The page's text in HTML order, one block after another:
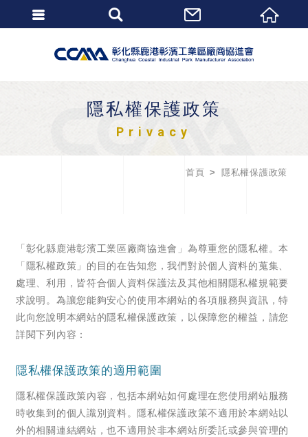
隱私權保護政策
Privacy
首頁 隱私權保護政策